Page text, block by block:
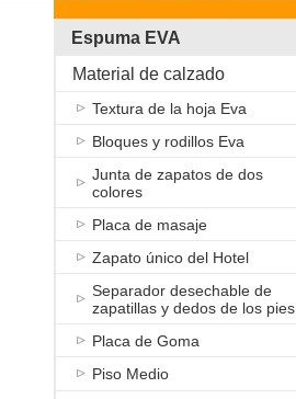
Espuma EVA
Material de calzado
Textura de la hoja Eva
Bloques y rodillos Eva
Junta de zapatos de dos
colores
Placa de masaje
Zapato único del Hotel
Separador desechable de
zapatillas y dedos de los pies
Placa de Goma
Piso Medio